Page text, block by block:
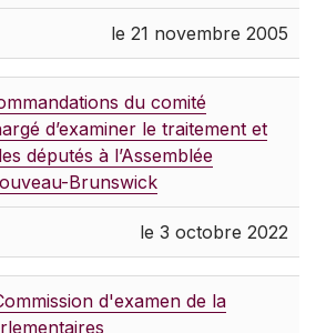
le 21 novembre 2005
du comité
d’examiner le traitement et
députés à l’Assemblée
Brunswick
le 3 octobre 2022
d'examen de la